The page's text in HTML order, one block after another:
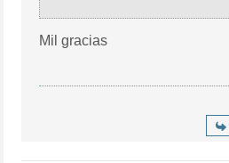
Mil gracias